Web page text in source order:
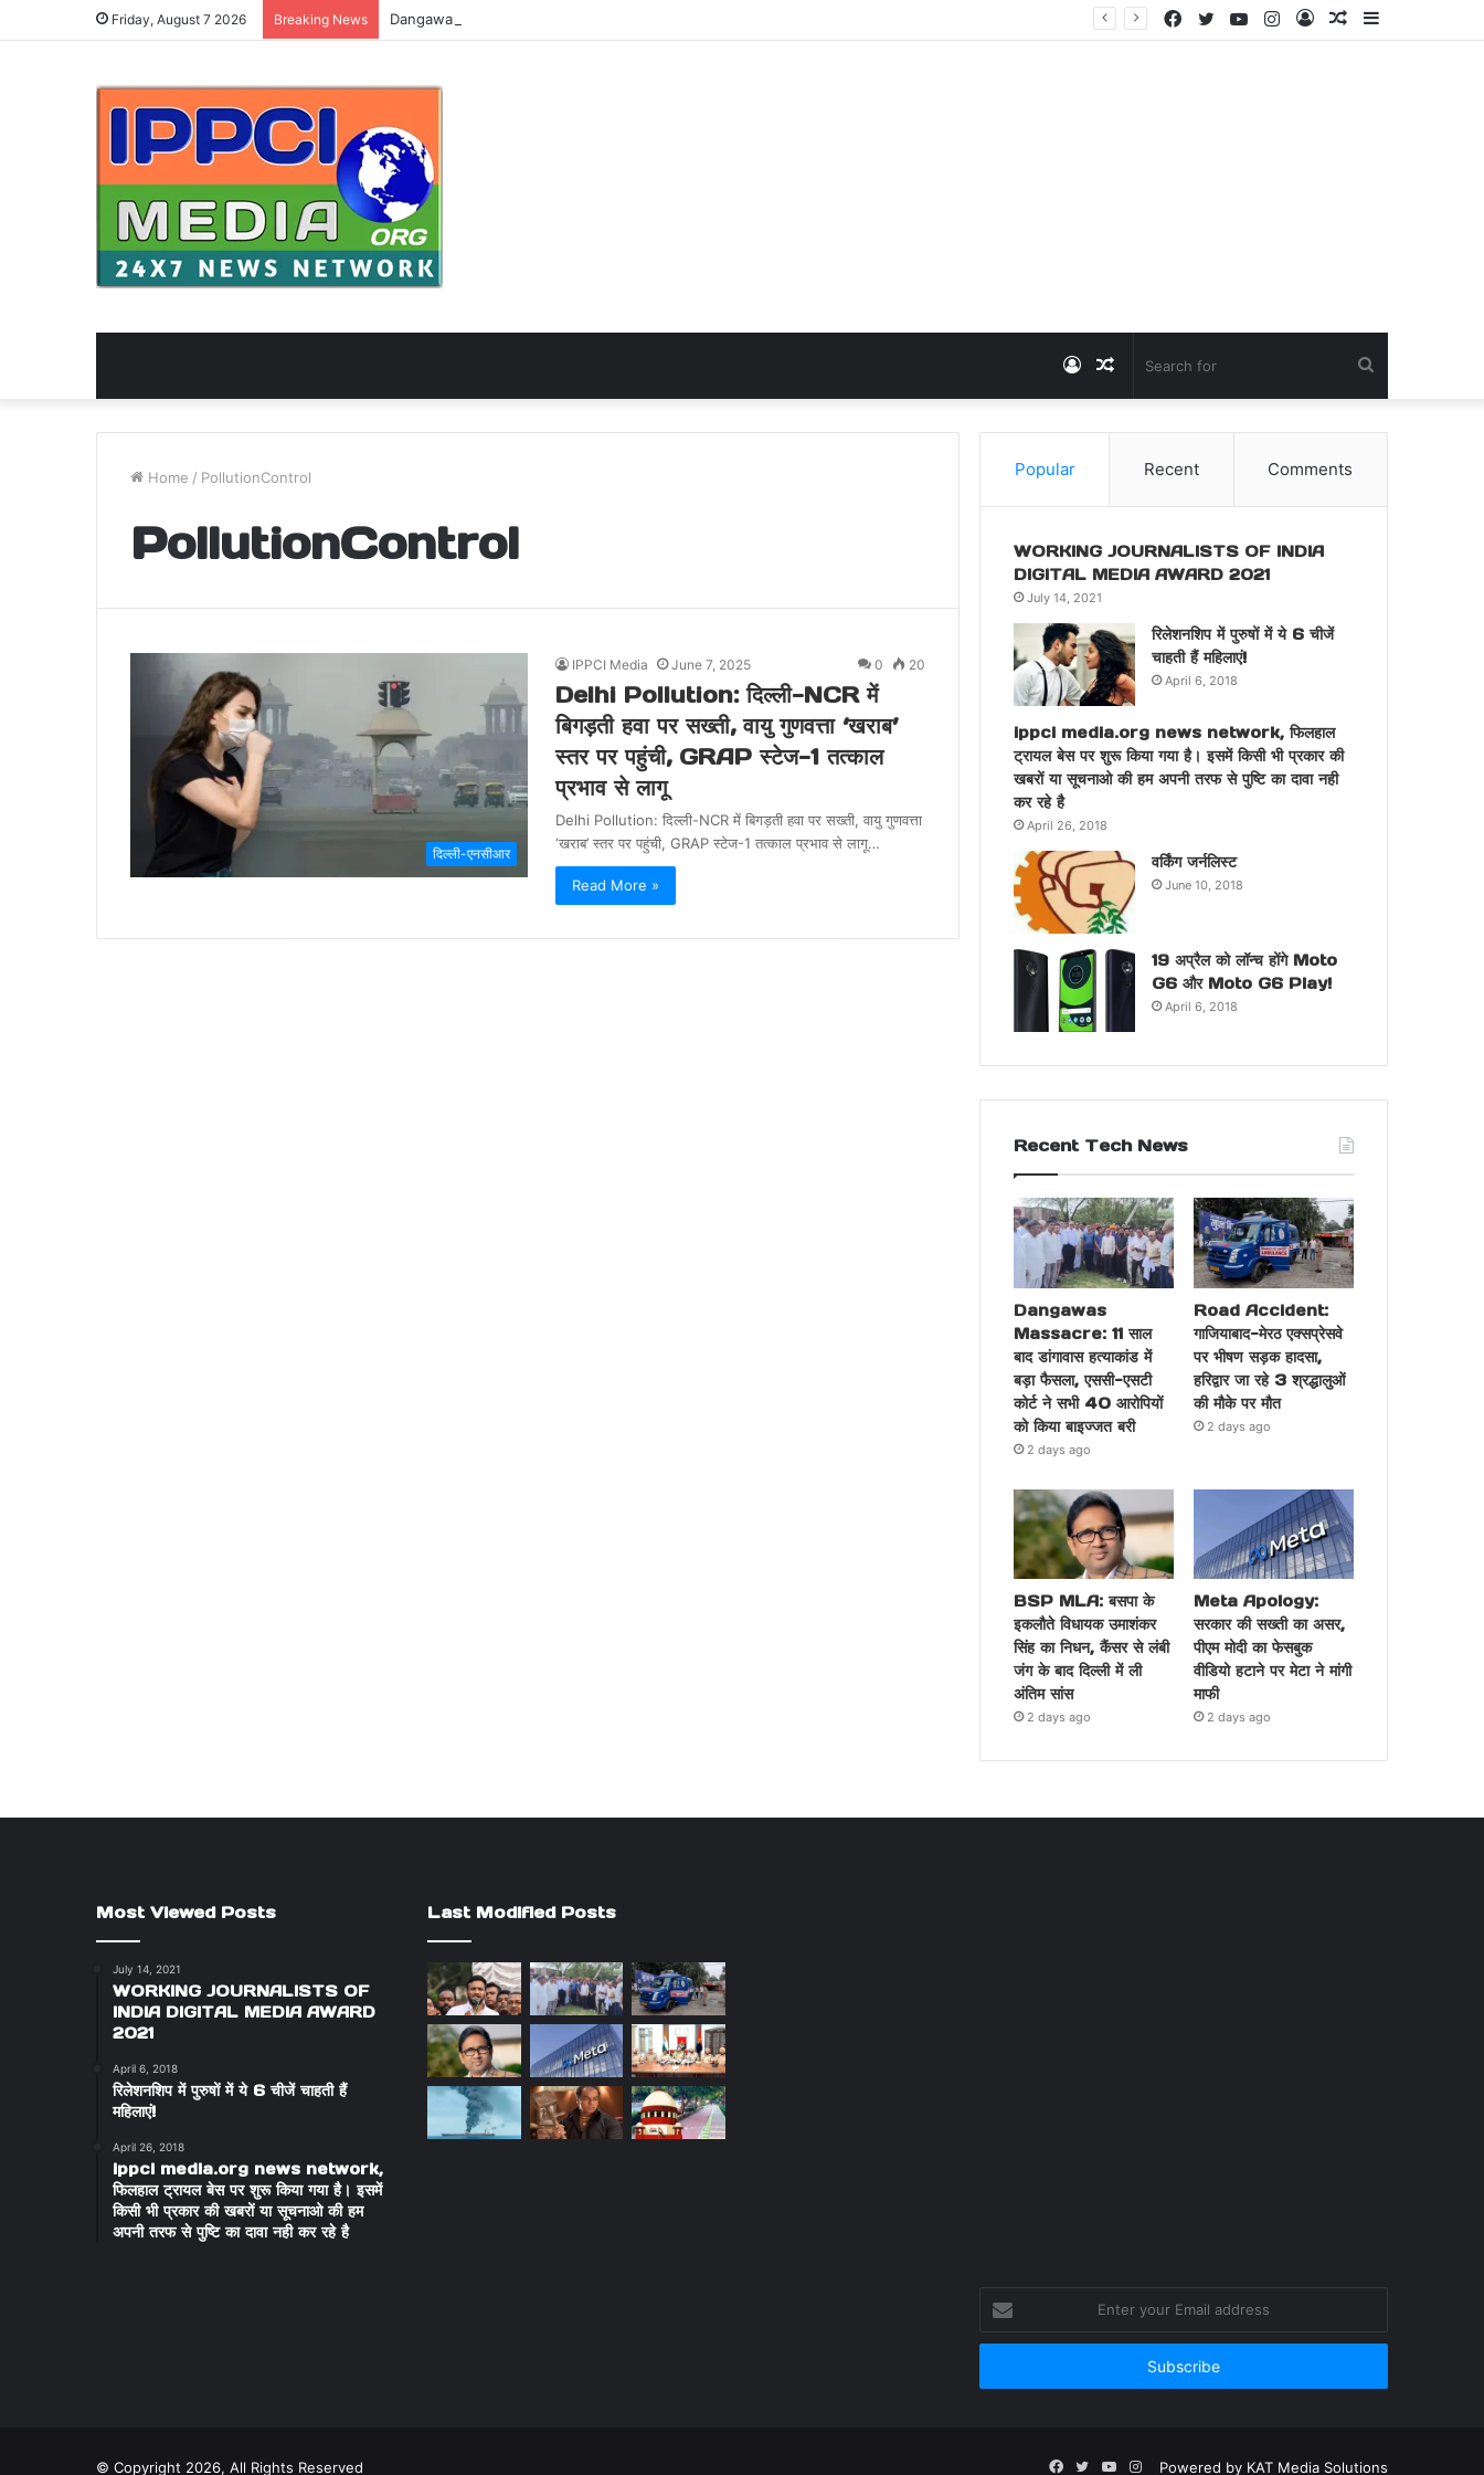
Friday, August 7 2026 Breaking News Sidebar
Random
Log
Instagram
YouTube
Twitter
Facebook
for
Random
Article
Log
In
Home / PollutionControl
PollutionControl
दिल्ली-एनसीआर
IPPCI Media June 7, 2025 0 20
Delhi Pollution: दिल्ली-NCR में
बिगड़ती हवा पर सख्ती, वायु गुणवत्ता ‘खराब’
स्तर पर पहुंची, GRAP स्टेज-1 तत्काल
प्रभाव से लागू
Delhi Pollution: दिल्ली-NCR में बिगड़ती हवा पर सख्ती, वायु गुणवत्ता
‘खराब’ स्तर पर पहुंची, GRAP स्टेज-1 तत्काल प्रभाव से लागू…
Read More »
Popular Recent Comments
WORKING JOURNALISTS OF INDIA
DIGITAL MEDIA AWARD 2021
July 14, 2021
रिलेशनशिप में पुरुषों में ये 6 चीजें
चाहती हैं महिलाएं!
April 6, 2018
ippci media.org news network, फिलहाल
ट्रायल बेस पर शुरू किया गया है। इसमें किसी भी प्रकार की
खबरों या सूचनाओ की हम अपनी तरफ से पुष्टि का दावा नही
कर रहे है
April 26, 2018
वर्किंग जर्नलिस्ट
June 10, 2018
19 अप्रैल को लॉन्च होंगे Moto
G6 और Moto G6 Play!
April 6, 2018
Recent Tech News
Dangawas
Massacre: 11 साल
बाद डांगावास हत्याकांड में
बड़ा फैसला, एससी-एसटी
कोर्ट ने सभी 40 आरोपियों
को किया बाइज्जत बरी
2 days ago
Road Accident:
गाजियाबाद-मेरठ एक्सप्रेसवे
पर भीषण सड़क हादसा,
हरिद्वार जा रहे 3 श्रद्धालुओं
की मौके पर मौत
2 days ago
BSP MLA: बसपा के
इकलौते विधायक उमाशंकर
सिंह का निधन, कैंसर से लंबी
जंग के बाद दिल्ली में ली
अंतिम सांस
2 days ago
Meta Apology:
सरकार की सख्ती का असर,
पीएम मोदी का फेसबुक
वीडियो हटाने पर मेटा ने मांगी
माफी
2 days ago
Most Viewed Posts
July 14, 2021
WORKING JOURNALISTS OF
INDIA DIGITAL MEDIA AWARD
2021
April 6, 2018
रिलेशनशिप में पुरुषों में ये 6 चीजें चाहती हैं
महिलाएं!
April 26, 2018
ippci media.org news network,
फिलहाल ट्रायल बेस पर शुरू किया गया है। इसमें
किसी भी प्रकार की खबरों या सूचनाओ की हम
अपनी तरफ से पुष्टि का दावा नही कर रहे है
Last Modified Posts
your
Email
© Copyright 2026, All Rights Reserved Powered by KAT Media Solutions
Facebook
TwitterYouTube
Instagram